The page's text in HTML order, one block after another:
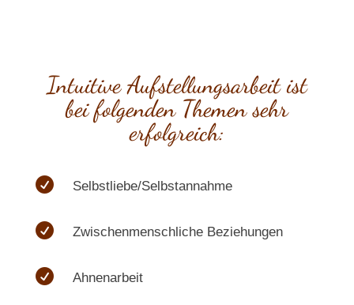
Intuitive Aufstellungsarbeit ist
bei folgenden Themen sehr
erfolgreich:
 Selbstliebe/Selbstannahme
 Zwischenmenschliche Beziehungen
 Ahnenarbeit